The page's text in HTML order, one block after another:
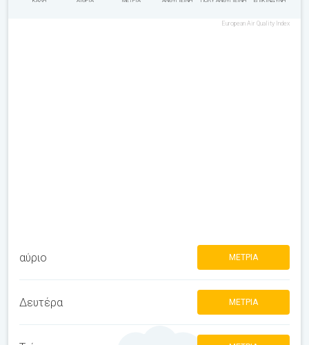
European Air Quality Index
αύριο ΜΈΤΡΙΑ
Δευτέρα ΜΈΤΡΙΑ